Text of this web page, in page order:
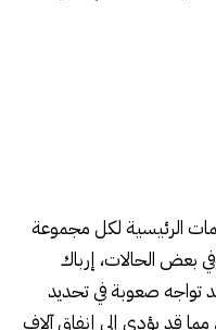
الرئيسية لكل مجموعة
بعض الحالات، إرباك
تواجه صعوبة في تحديد
مما قد يؤدي إلى إنفاق آلاف